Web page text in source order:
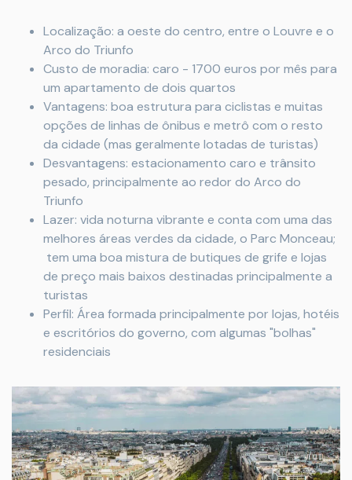
Localização: a oeste do centro, entre o Louvre e o
Arco do Triunfo
Custo de moradia: caro - 1700 euros por mês para
um apartamento de dois quartos
Vantagens: boa estrutura para ciclistas e muitas
opções de linhas de ônibus e metrô com o resto
da cidade (mas geralmente lotadas de turistas)
Desvantagens: estacionamento caro e trânsito
pesado, principalmente ao redor do Arco do
Triunfo
Lazer: vida noturna vibrante e conta com uma das
melhores áreas verdes da cidade, o Parc Monceau;
tem uma boa mistura de butiques de grife e lojas
de preço mais baixos destinadas principalmente a
turistas
Perfil: Área formada principalmente por lojas, hotéis
e escritórios do governo, com algumas "bolhas"
residenciais